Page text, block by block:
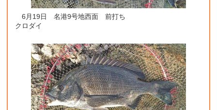
6月19日 名港9号地西面 前打ち
クロダイ